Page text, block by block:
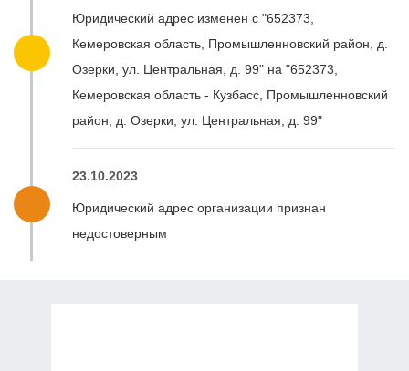
Юридический адрес изменен с "652373,
Кемеровская область, Промышленновский район, д.
Озерки, ул. Центральная, д. 99" на "652373,
Кемеровская область - Кузбасс, Промышленновский
район, д. Озерки, ул. Центральная, д. 99"
23.10.2023
Юридический адрес организации признан
недостоверным